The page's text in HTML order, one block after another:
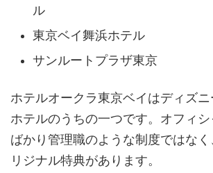
ル
東京ベイ舞浜ホテル
サンルートプラザ東京
ホテルオークラ東京ベイはディズ
ホテルのうちの一つです。オフィ
ばかり管理職のような制度ではな
リジナル特典があります。